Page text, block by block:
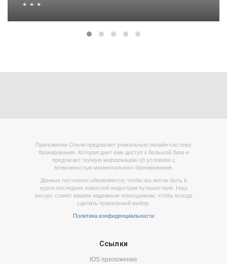
Приложение Отели предлагает уникальную онлайн-систему
бронирования. Которая дает вам доступ к большой базе и
предлагает полную информацию об условиях с
возможностью моментального бронирования.
Данные постоянно обновляются, чтобы вы могли быть в
курсе последних новостей индустрии путешествий. Наш
ресурс станет вашим надежным помощником, чтобы всегда
сделать правильный выбор.
Политика конфиденциальности
Ссылки
IOS приложение